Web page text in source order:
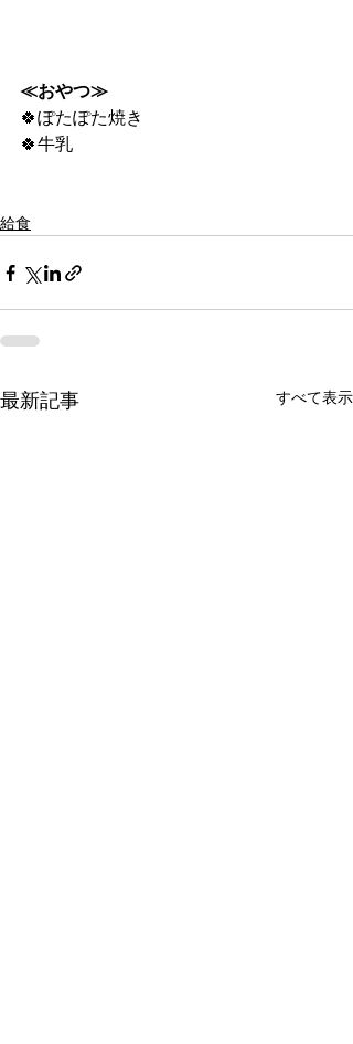
≪おやつ≫
🍀ぽたぽた焼き
🍀牛乳
給食
最新記事 すべて表示